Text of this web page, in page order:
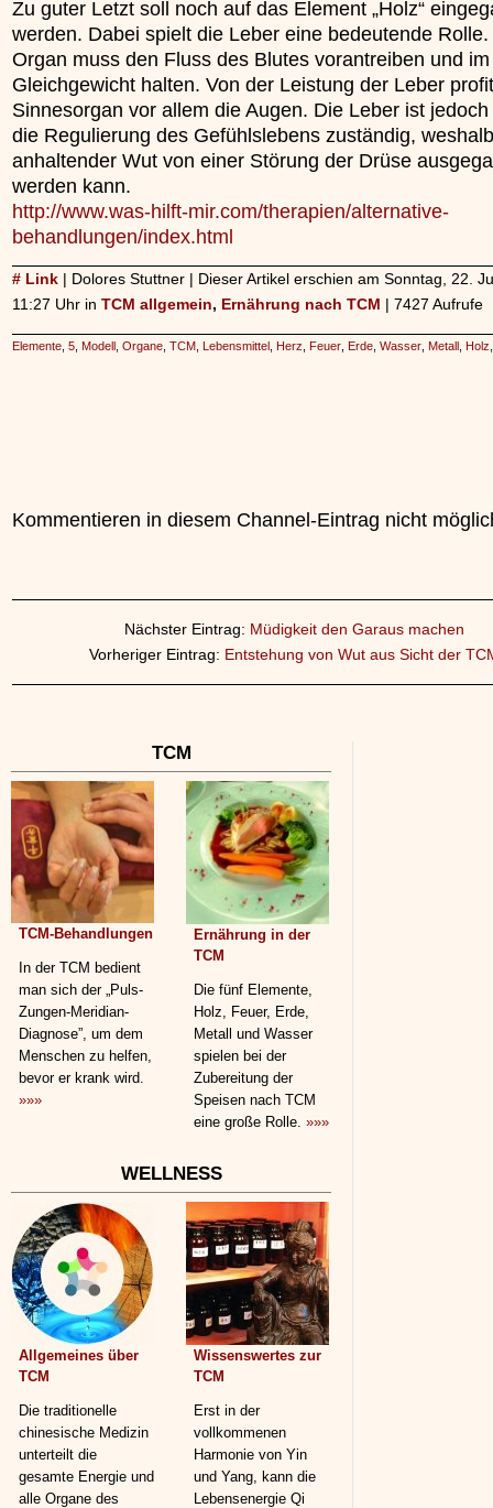
Zu guter Letzt soll noch auf das Element „Holz“
werden. Dabei spielt die Leber eine bedeutende
Organ muss den Fluss des Blutes vorantreiben und im
Gleichgewicht halten. Von der Leistung der Leber
Sinnesorgan vor allem die Augen. Die Leber ist
die Regulierung des Gefühlslebens zuständig,
anhaltender Wut von einer Störung der Drüse
werden kann.
http://www.was-hilft-mir.com/therapien/alternative-
behandlungen/index.html
# Link | Dolores Stuttner | Dieser Artikel erschien am Sonntag, 22.
11:27 Uhr in TCM allgemein, Ernährung nach TCM | 7427 Aufrufe
Elemente 5 Modell Organe TCM Lebensmittel Herz Feuer Erde Wasser Metall Holz
Kommentieren in diesem Channel-Eintrag nicht
Nächster Eintrag: Müdigkeit den Garaus machen
Vorheriger Eintrag: Entstehung von Wut aus Sicht der
TCM
TCM-Behandlungen
In der TCM bedient
man sich der „Puls-
Zungen-Meridian-
Diagnose”, um dem
Menschen zu helfen,
bevor er krank wird.
»»»
Ernährung in der
TCM
Die fünf Elemente,
Holz, Feuer, Erde,
Metall und Wasser
spielen bei der
Zubereitung der
Speisen nach TCM
eine große Rolle. »»»
WELLNESS
Allgemeines über
TCM
Die traditionelle
chinesische Medizin
unterteilt die
gesamte Energie und
alle Organe des
Wissenswertes zur
TCM
Erst in der
vollkommenen
Harmonie von Yin
und Yang, kann die
Lebensenergie Qi